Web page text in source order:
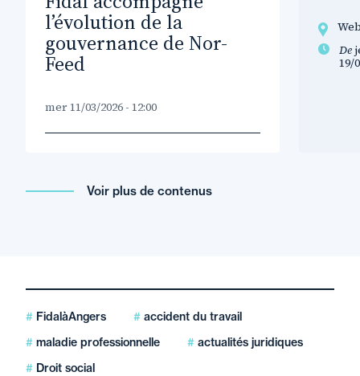
l’évolution de la
gouvernance de Nor-
Feed
mer 11/03/2026 - 12:00
De
19/
Voir plus de contenus
FidalàAngers
accident du travail
maladie professionnelle
actualités juridiques
Droit social